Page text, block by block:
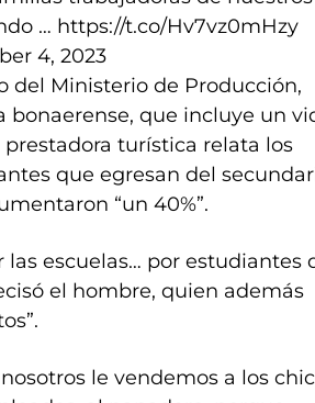
… https://t.co/Hv7vz0mHzy
4, 2023
del Ministerio de Producción,
bonaerense, que incluye un
turística relata los
que egresan del
“un 40%”.
las escuelas… por estudiantes
el hombre, quien además
le vendemos a los